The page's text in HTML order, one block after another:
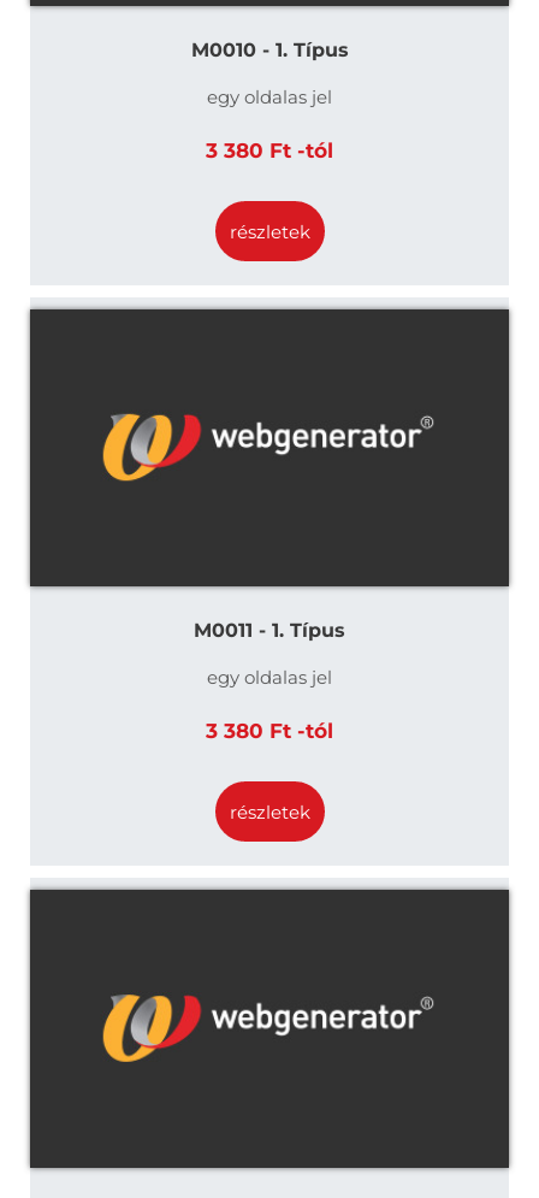
M0010 - 1. Típus
egy oldalas jel
3 380 Ft -tól
részletek
M0011 - 1. Típus
egy oldalas jel
3 380 Ft -tól
részletek